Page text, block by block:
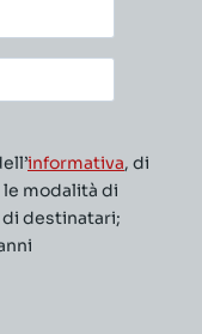
informativa, di
modalità di
destinatari;